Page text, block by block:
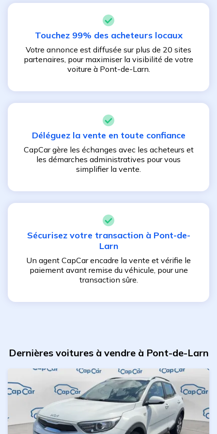
Touchez 99% des acheteurs locaux
Votre annonce est diffusée sur plus de 20 sites
partenaires, pour maximiser la visibilité de votre
voiture à Pont-de-Larn.
Déléguez la vente en toute confiance
CapCar gère les échanges avec les acheteurs et
les démarches administratives pour vous
simplifier la vente.
Sécurisez votre transaction à Pont-de-
Larn
Un agent CapCar encadre la vente et vérifie le
paiement avant remise du véhicule, pour une
transaction sûre.
Dernières voitures à vendre à Pont-de-Larn